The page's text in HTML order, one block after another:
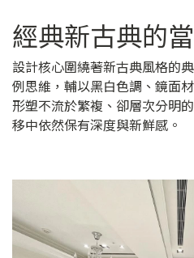
經典新古典的
設計核心圍繞著新古典風格的
例思維，輔以黑白色調、鏡面
形塑不流於繁複、卻層次分明
移中依然保有深度與新鮮感。